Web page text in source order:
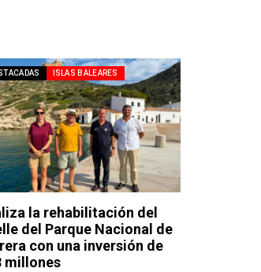
ISLAS BALEARES
la rehabilitación del
del Parque Nacional de
con una inversión de
millones